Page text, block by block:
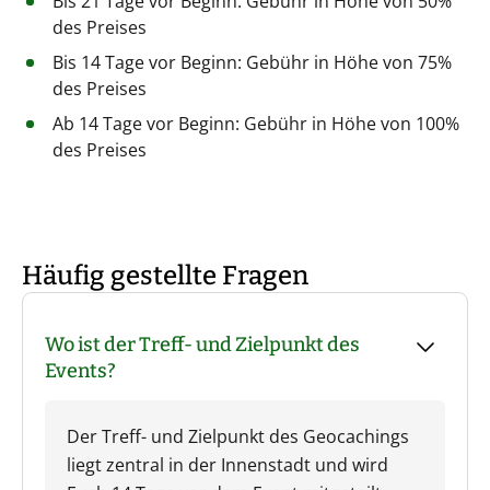
des Preises
Bis 14 Tage vor Beginn: Gebühr in Höhe von 75%
des Preises
Ab 14 Tage vor Beginn: Gebühr in Höhe von 100%
des Preises
Häufig gestellte Fragen
Wo ist der Treff- und Zielpunkt des
Events?
Der Treff- und Zielpunkt des Geocachings
liegt zentral in der Innenstadt und wird